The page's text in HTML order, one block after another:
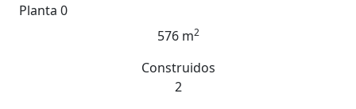
Planta 0
576 m2
Construidos
2